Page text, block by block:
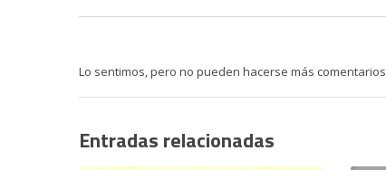
Lo sentimos, pero no pueden hacerse más comentarios
Entradas relacionadas